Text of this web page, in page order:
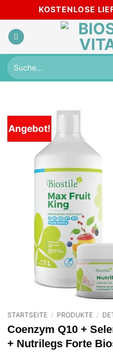
to
content
KOSTENLOSE
Suche
nach:
Angebot!
STARTSEITE / PRODUKTE /
Coenzym Q10 +
+ Nutrilegs Forte